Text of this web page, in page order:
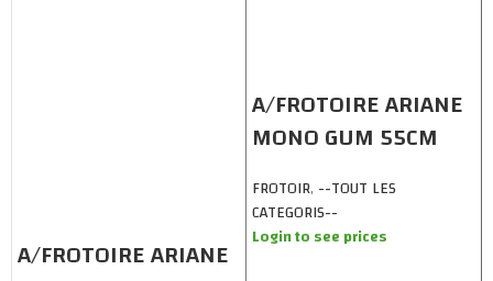
A/FROTOIRE ARIANE
A/FROTOIRE ARIANE
MONO GUM 55CM
FROTOIR, --TOUT LES
CATEGORIS--
Login to see prices